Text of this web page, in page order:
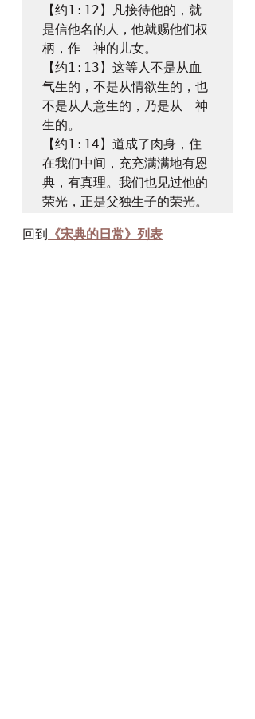
【约1:12】凡接待他的，就
是信他名的人，他就赐他们权
柄，作　神的儿女。
【约1:13】这等人不是从血
气生的，不是从情欲生的，也
不是从人意生的，乃是从　神
生的。
【约1:14】道成了肉身，住
在我们中间，充充满满地有恩
典，有真理。我们也见过他的
荣光，正是父独生子的荣光。
回到 《宋典的日常》列表